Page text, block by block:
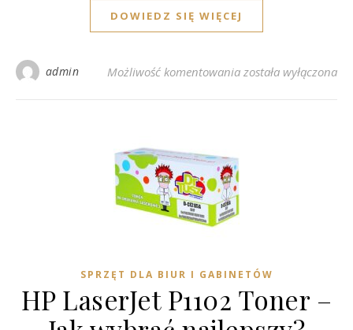
DOWIEDZ SIĘ WIĘCEJ
admin Możliwość komentowania Tusze HP655 –
została wyłączona
SPRZĘT DLA BIUR I GABINETÓW
HP LaserJet P1102 Toner –